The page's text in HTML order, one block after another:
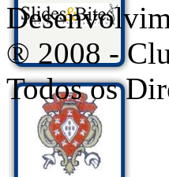
® 2008 -
Todos os